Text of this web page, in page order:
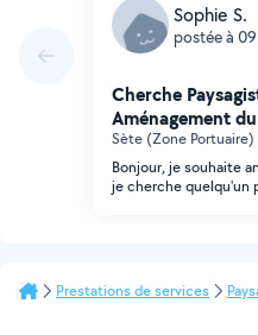
Sophie S.
postée à
Cherche
Aménagement
Sète (Zone Portuaire)
Bonjour, je souhaite
je cherche quelqu'un
Prestations de services